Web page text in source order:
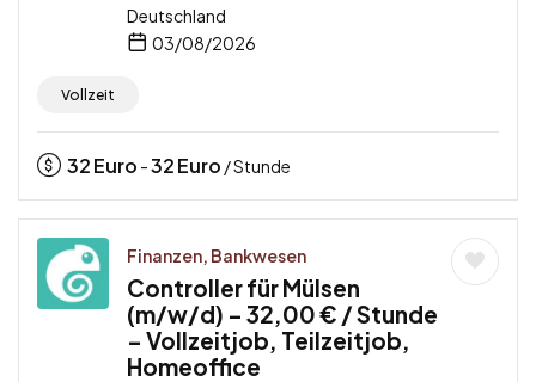
Deutschland
03/08/2026
Vollzeit
32Euro -32Euro / Stunde
Finanzen, Bankwesen
Controller für Mülsen
(m/w/d) – 32,00 € / Stunde
– Vollzeitjob, Teilzeitjob,
Homeoffice